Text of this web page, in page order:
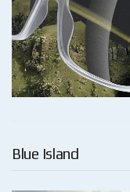
Blue Island